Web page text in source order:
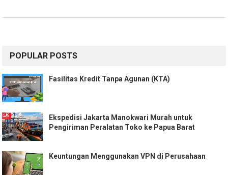
POPULAR POSTS
Fasilitas Kredit Tanpa Agunan (KTA)
Ekspedisi Jakarta Manokwari Murah untuk
Pengiriman Peralatan Toko ke Papua Barat
Keuntungan Menggunakan VPN di Perusahaan